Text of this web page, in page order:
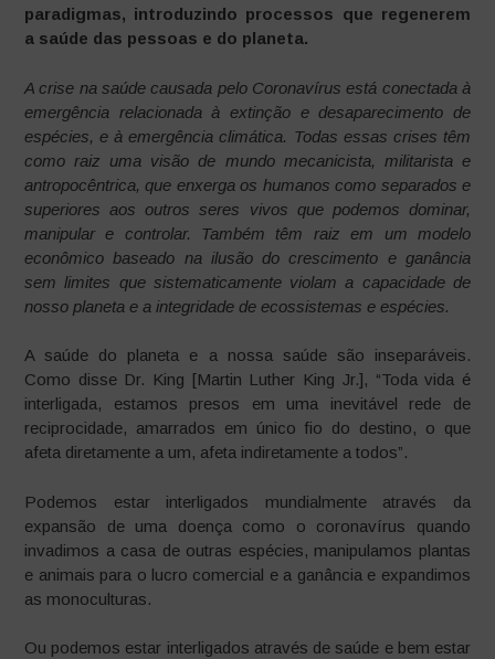
paradigmas, introduzindo processos que regenerem
a saúde das pessoas e do planeta.
A crise na saúde causada pelo Coronavírus está conectada à
emergência relacionada à extinção e desaparecimento de
espécies, e à emergência climática. Todas essas crises têm
como raiz uma visão de mundo mecanicista, militarista e
antropocêntrica, que enxerga os humanos como separados e
superiores aos outros seres vivos que podemos dominar,
manipular e controlar. Também têm raiz em um modelo
econômico baseado na ilusão do crescimento e ganância
sem limites que sistematicamente violam a capacidade de
nosso planeta e a integridade de ecossistemas e espécies.
A saúde do planeta e a nossa saúde são inseparáveis.
Como disse Dr. King [Martin Luther King Jr.], “Toda vida é
interligada, estamos presos em uma inevitável rede de
reciprocidade, amarrados em único fio do destino, o que
afeta diretamente a um, afeta indiretamente a todos”.
Podemos estar interligados mundialmente através da
expansão de uma doença como o coronavírus quando
invadimos a casa de outras espécies, manipulamos plantas
e animais para o lucro comercial e a ganância e expandimos
as monoculturas.
Ou podemos estar interligados através de saúde e bem estar